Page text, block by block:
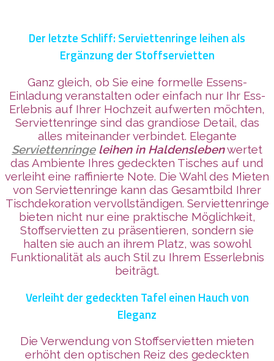
Der letzte Schliff: Serviettenringe leihen als
Ergänzung der Stoffservietten
Ganz gleich, ob Sie eine formelle Essens-
Einladung veranstalten oder einfach nur Ihr Ess-
Erlebnis auf Ihrer Hochzeit aufwerten möchten,
Serviettenringe sind das grandiose Detail, das
alles miteinander verbindet. Elegante
Serviettenringeleihen in Haldenslebenwertet
das Ambiente Ihres gedeckten Tisches auf und
verleiht eine raffinierte Note. Die Wahl des Mieten
von Serviettenringe kann das Gesamtbild Ihrer
Tischdekoration vervollständigen. Serviettenringe
bieten nicht nur eine praktische Möglichkeit,
Stoffservietten zu präsentieren, sondern sie
halten sie auch an ihrem Platz, was sowohl
Funktionalität als auch Stil zu Ihrem Esserlebnis
beiträgt.
Verleiht der gedeckten Tafel einen Hauch von
Eleganz
Die Verwendung von Stoffservietten mieten
erhöht den optischen Reiz des gedeckten